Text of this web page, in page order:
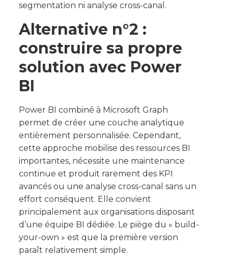
segmentation ni analyse cross-canal.
Alternative n°2 :
construire sa propre
solution avec Power
BI
Power BI combiné à Microsoft Graph
permet de créer une couche analytique
entièrement personnalisée. Cependant,
cette approche mobilise des ressources BI
importantes, nécessite une maintenance
continue et produit rarement des KPI
avancés ou une analyse cross-canal sans un
effort conséquent. Elle convient
principalement aux organisations disposant
d’une équipe BI dédiée. Le piège du « build-
your-own » est que la première version
paraît relativement simple.